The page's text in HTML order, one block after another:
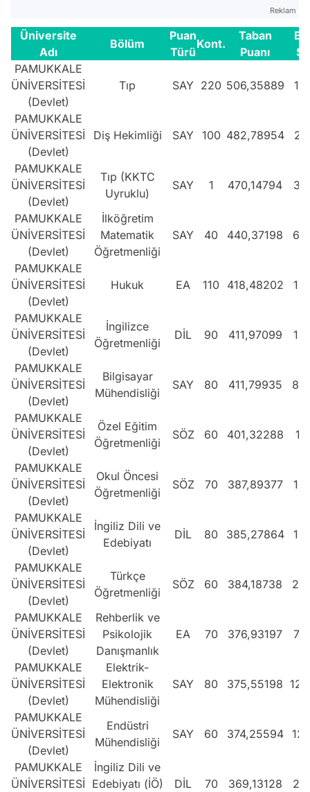
Reklam
Üniversite
Adı
Bölüm
Puan
Türü
Kont.
Taban
Puanı
PAMUKKALE
ÜNİVERSİTESİ
(Devlet)
Tıp SAY 220 506,35889
PAMUKKALE
ÜNİVERSİTESİ
(Devlet)
Diş Hekimliği SAY 100 482,78954
PAMUKKALE
ÜNİVERSİTESİ
(Devlet)
Tıp (KKTC
Uyruklu)
SAY 1 470,14794
PAMUKKALE
ÜNİVERSİTESİ
(Devlet)
İlköğretim
Matematik
Öğretmenliği
SAY 40 440,37198
PAMUKKALE
ÜNİVERSİTESİ
(Devlet)
Hukuk EA 110 418,48202
PAMUKKALE
ÜNİVERSİTESİ
(Devlet)
İngilizce
Öğretmenliği
DİL 90 411,97099
PAMUKKALE
ÜNİVERSİTESİ
(Devlet)
Bilgisayar
Mühendisliği
SAY 80 411,79935
PAMUKKALE
ÜNİVERSİTESİ
(Devlet)
Özel Eğitim
Öğretmenliği
SÖZ 60 401,32288
PAMUKKALE
ÜNİVERSİTESİ
(Devlet)
Okul Öncesi
Öğretmenliği
SÖZ 70 387,89377
PAMUKKALE
ÜNİVERSİTESİ
(Devlet)
İngiliz Dili ve
Edebiyatı
DİL 80 385,27864
PAMUKKALE
ÜNİVERSİTESİ
(Devlet)
Türkçe
Öğretmenliği
SÖZ 60 384,18738
PAMUKKALE
ÜNİVERSİTESİ
(Devlet)
Rehberlik ve
Psikolojik
Danışmanlık
EA 70 376,93197
PAMUKKALE
ÜNİVERSİTESİ
(Devlet)
Elektrik-
Elektronik
Mühendisliği
SAY 80 375,55198
PAMUKKALE
ÜNİVERSİTESİ
(Devlet)
Endüstri
Mühendisliği
SAY 60 374,25594
PAMUKKALE
ÜNİVERSİTESİ
İngiliz Dili ve
Edebiyatı (İÖ)
DİL 70 369,13128